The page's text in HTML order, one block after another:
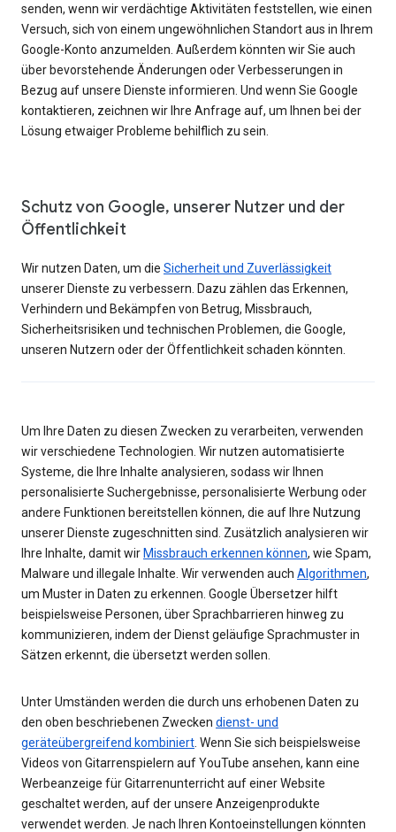
senden, wenn wir verdächtige Aktivitäten feststellen, wie einen
Versuch, sich von einem ungewöhnlichen Standort aus in Ihrem
Google-Konto anzumelden. Außerdem könnten wir Sie auch
über bevorstehende Änderungen oder Verbesserungen in
Bezug auf unsere Dienste informieren. Und wenn Sie Google
kontaktieren, zeichnen wir Ihre Anfrage auf, um Ihnen bei der
Lösung etwaiger Probleme behilflich zu sein.
Schutz von Google, unserer Nutzer und der
Öffentlichkeit
Wir nutzen Daten, um die Sicherheit und Zuverlässigkeit
unserer Dienste zu verbessern. Dazu zählen das Erkennen,
Verhindern und Bekämpfen von Betrug, Missbrauch,
Sicherheitsrisiken und technischen Problemen, die Google,
unseren Nutzern oder der Öffentlichkeit schaden könnten.
Um Ihre Daten zu diesen Zwecken zu verarbeiten, verwenden
wir verschiedene Technologien. Wir nutzen automatisierte
Systeme, die Ihre Inhalte analysieren, sodass wir Ihnen
personalisierte Suchergebnisse, personalisierte Werbung oder
andere Funktionen bereitstellen können, die auf Ihre Nutzung
unserer Dienste zugeschnitten sind. Zusätzlich analysieren wir
Ihre Inhalte, damit wir Missbrauch erkennen können, wie Spam,
Malware und illegale Inhalte. Wir verwenden auch Algorithmen,
um Muster in Daten zu erkennen. Google Übersetzer hilft
beispielsweise Personen, über Sprachbarrieren hinweg zu
kommunizieren, indem der Dienst geläufige Sprachmuster in
Sätzen erkennt, die übersetzt werden sollen.
Unter Umständen werden die durch uns erhobenen Daten zu
den oben beschriebenen Zwecken dienst- und
geräteübergreifend kombiniert . Wenn Sie sich beispielsweise
Videos von Gitarrenspielern auf YouTube ansehen, kann eine
Werbeanzeige für Gitarrenunterricht auf einer Website
geschaltet werden, auf der unsere Anzeigenprodukte
verwendet werden. Je nach Ihren Kontoeinstellungen könnten